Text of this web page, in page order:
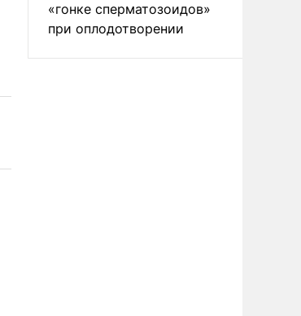
«гонке сперматозоидов»
при оплодотворении